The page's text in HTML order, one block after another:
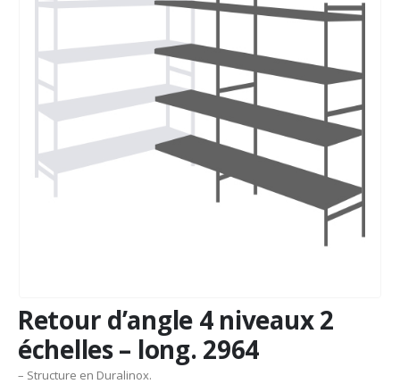
Retour d’angle 4 niveaux 2
échelles – long. 2964
– Structure en Duralinox.